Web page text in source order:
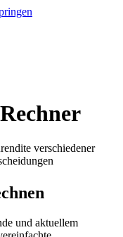
verschiedener
und aktuellem